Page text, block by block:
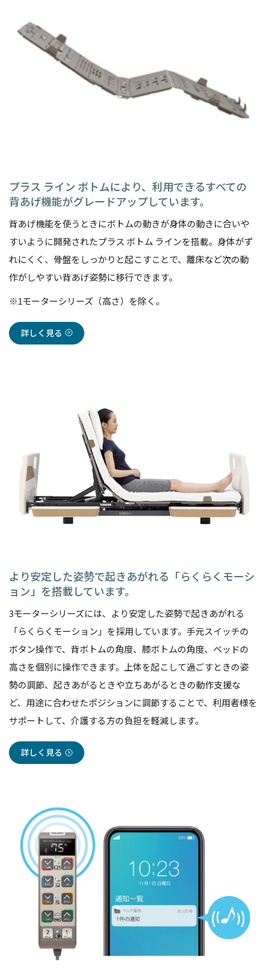
プラス ライン ボトムにより、利用できるすべての
背あげ機能がグレードアップしています。
背あげ機能を使うときにボトムの動きが身体の動きに合いや
すいように開発されたプラス ボトム ラインを搭載。身体がず
れにくく、骨盤をしっかりと起こすことで、離床など次の動
作がしやすい背あげ姿勢に移行できます。
※1モーターシリーズ（高さ）を除く。
詳しく見る
より安定した姿勢で起きあがれる「らくらくモーシ
ョン」を搭載しています。
3モーターシリーズには、より安定した姿勢で起きあがれる
「らくらくモーション」を採用しています。手元スイッチの
ボタン操作で、背ボトムの角度、膝ボトムの角度、ベッドの
高さを個別に操作できます。上体を起こして過ごすときの姿
勢の調節、起きあがるときや立ちあがるときの動作支援な
ど、用途に合わせたポジションに調節することで、利用者様を
サポートして、介護する方の負担を軽減します。
詳しく見る